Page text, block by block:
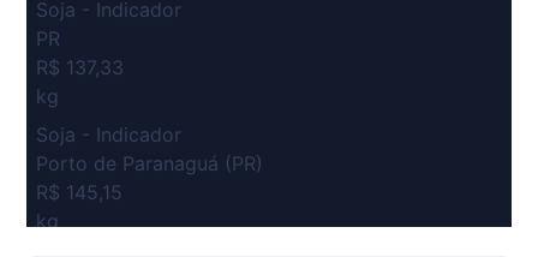
Soja - Indicador
PR
R$ 137,33
kg
Soja - Indicador
Porto de Paranaguá (PR)
R$ 145,15
kg